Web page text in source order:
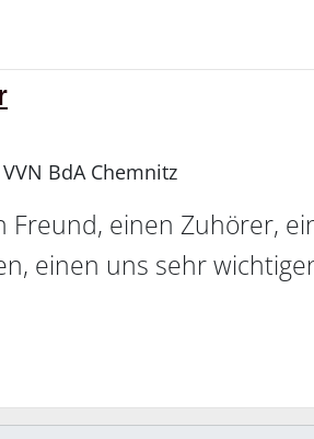
VVN BdA Chemnitz
Freund, einen Zuhörer,
einen uns sehr